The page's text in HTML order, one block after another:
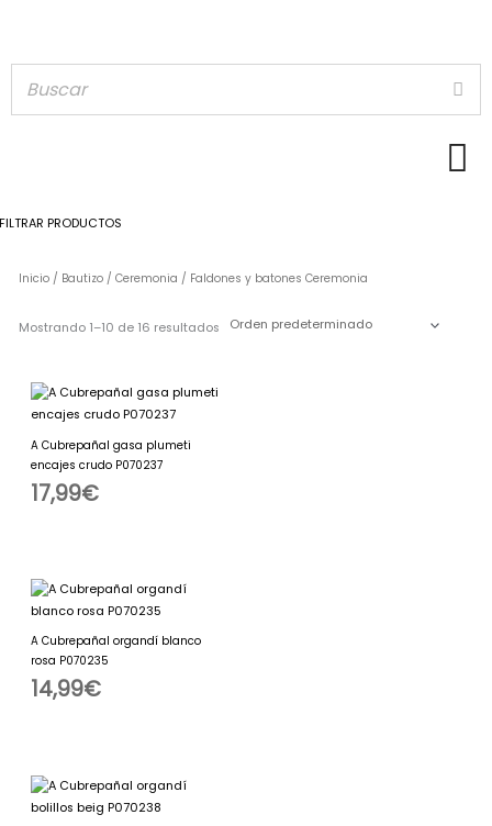
FILTRAR PRODUCTOS
Inicio/ Bautizo / Ceremonia / Faldones y batones Ceremonia
Mostrando 1–10 de 16 resultados
A Cubrepañal gasa plumeti
encajes crudo P070237
17,99€
A Cubrepañal organdí blanco
rosa P070235
14,99€